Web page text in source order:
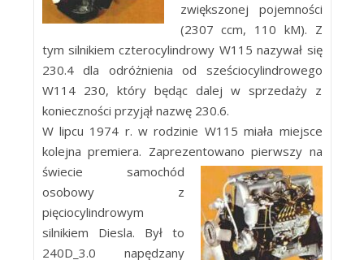
zwiększonej pojemności
(2307 ccm, 110 kM). Z
tym silnikiem czterocylindrowy W115 nazywał się
230.4 dla odróżnienia od sześciocylindrowego
W114 230, który będąc dalej w sprzedaży z
konieczności przyjął nazwę 230.6.
W lipcu 1974 r. w rodzinie W115 miała miejsce
kolejna premiera. Zaprezentowano pierwszy na
świecie samochód
osobowy z
pięciocylindrowym
silnikiem Diesla. Był to
240D_3.0 napędzany